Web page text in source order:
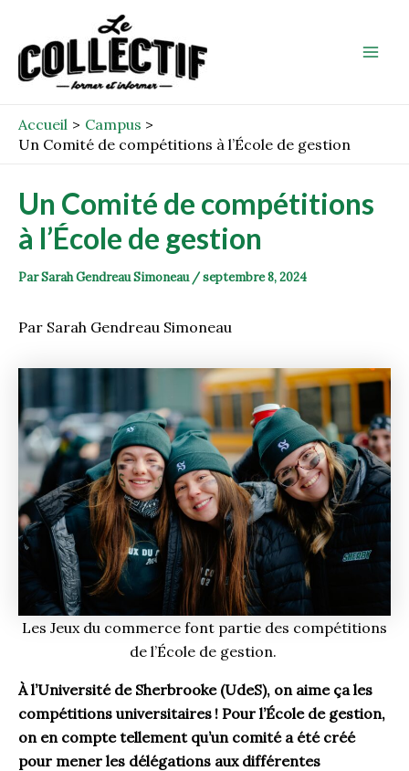
contenu
Accueil
Campus
Un Comité de compétitions à l’École de gestion
Un Comité de compétitions
à l’École de gestion
ParSarah Gendreau Simoneau /septembre 8, 2024
Par Sarah Gendreau Simoneau
Les Jeux du commerce font partie des compétitions
de l’École de gestion.
À l’Université de Sherbrooke (UdeS), on aime ça les
compétitions universitaires ! Pour l’École de gestion,
on en compte tellement qu’un comité a été créé
pour mener les délégations aux différentes
navigation